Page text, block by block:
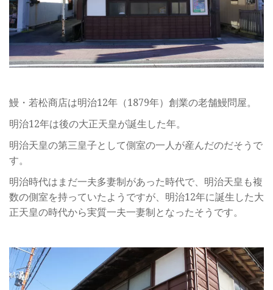
鰻・若松商店は明治12年（1879年）創業の老舗鰻問屋。
明治12年は後の大正天皇が誕生した年。
明治天皇の第三皇子として側室の一人が産んだのだそうで
す。
明治時代はまだ一夫多妻制があった時代で、明治天皇も複
数の側室を持っていたようですが、明治12年に誕生した大
正天皇の時代から実質一夫一妻制となったそうです。